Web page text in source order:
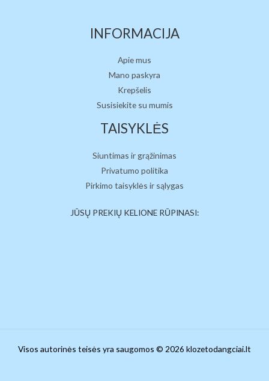
INFORMACIJA
Apie mus
Mano paskyra
Krepšelis
Susisiekite su mumis
TAISYKLĖS
Siuntimas ir grąžinimas
Privatumo politika
Pirkimo taisyklės ir sąlygas
JŪSŲ PREKIŲ KELIONE RŪPINASI:
Visos autorinės teisės yra saugomos © 2026 klozetodangciai.lt